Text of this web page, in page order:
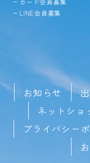
カード会員募集
LINE会員募集
お知らせ
ネットショ
プライバシー